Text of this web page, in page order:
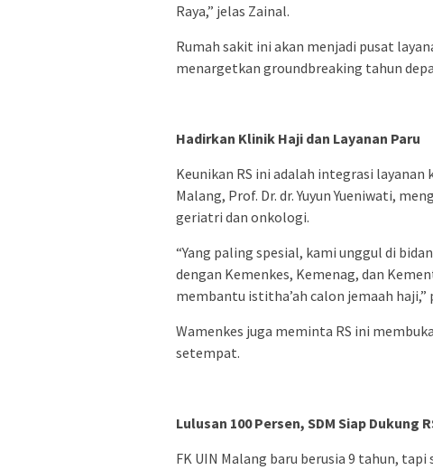
Raya,” jelas Zainal.
Rumah sakit ini akan menjadi pusat
menargetkan groundbreaking tahun
Hadirkan Klinik Haji dan Layanan Paru
Keunikan RS ini adalah integrasi layanan
Malang, Prof. Dr. dr. Yuyun Yueniwati,
geriatri dan onkologi.
“Yang paling spesial, kami unggul di
dengan Kemenkes, Kemenag, dan
membantu istitha’ah calon jemaah haji,”
Wamenkes juga meminta RS ini
setempat.
Lulusan 100 Persen, SDM Siap Dukung
FK UIN Malang baru berusia 9 tahun,